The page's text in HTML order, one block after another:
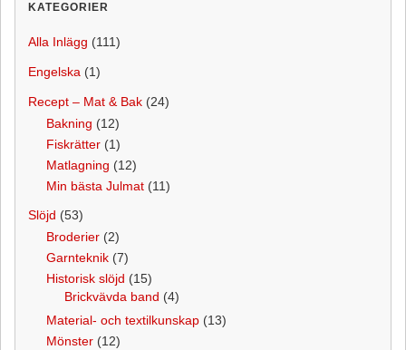
KATEGORIER
Alla Inlägg (111)
Engelska (1)
Recept – Mat & Bak (24)
Bakning (12)
Fiskrätter (1)
Matlagning (12)
Min bästa Julmat (11)
Slöjd (53)
Broderier (2)
Garnteknik (7)
Historisk slöjd (15)
Brickvävda band (4)
Material- och textilkunskap (13)
Mönster (12)